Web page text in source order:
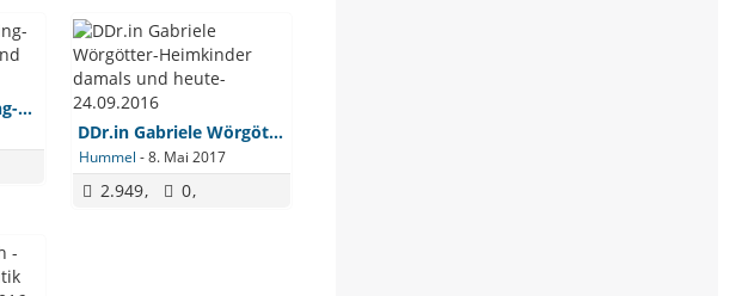
Prof.Dr. Dieter Dölling-Heimkinder damals und heute-24.09.2016
DDr.in Gabriele Wörgötter-Heimkinder damals und heute-24.09.2016
Hummel -8. Mai 2017
2.949 0